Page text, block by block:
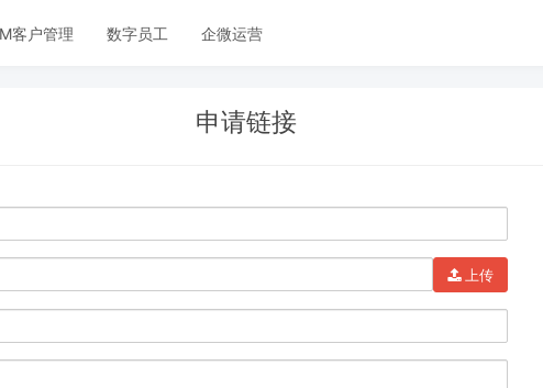
客户管理 数字员工 企微运营
申请链接
上传